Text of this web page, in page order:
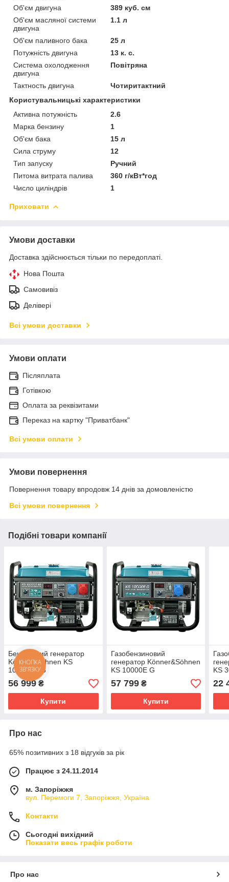
Об'єм двигуна
389 куб. см
Об'єм масляної системи
двигуна
1.1 л
Об'єм паливного бака
25 л
Потужність двигуна
13 к. с.
Система охолодження
двигуна
Повітряна
Тактность двигуна
Чотиритактний
Користувальницькі характеристики
Активна потужність
2.6
Марка бензину
1
Об'єм бака
15 л
Сила струму
12
Тип запуску
Ручний
Питома витрата палива
360 г/кВт*год
Число циліндрів
1
Приховати
Умови доставки
Доставка здійснюється тільки по передоплаті.
Нова Пошта
Самовивіз
Делівері
Всі умови доставки
Умови оплати
Післяплата
Готівкою
Оплата за реквізитами
Переказ на картку "Приватбанк"
Всі умови оплати
Умови повернення
Повернення товару впродовж 14 днів за домовленістю
Всі умови повернення
Подібні товари компанії
Бензиновий генератор
Könner&Söhnen KS
10000E-1/3
56 999 ₴
Купити
Газобензиновий
генератор Könner&Söhnen
KS 10000E G
57 799₴
Купити
KS
22
Про нас
65% позитивних з 18 відгуків за рік
Працює з 24.11.2014
м. Запоріжжя
вул. Перемоги 7, Запоріжжя, Україна
Контакти
Сьогодні вихідний
Показати весь графік роботи
Про нас
КНОПКА
ЗВ'ЯЗКУ